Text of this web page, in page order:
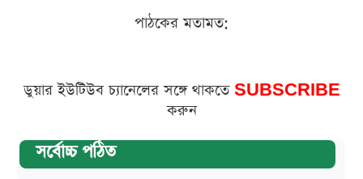
পাঠকের মতামত:
ডুয়ার ইউটিউব চ্যানেলের সঙ্গে থাকতে SUBSCRIBE
করুন
সর্বোচ্চ পঠিত